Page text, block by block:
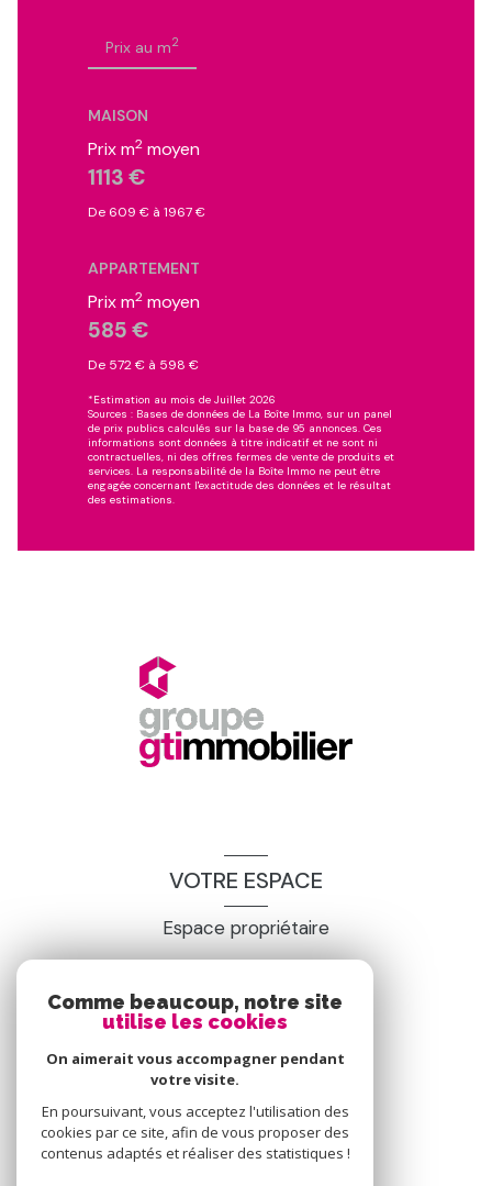
Prix au m2
MAISON
Prix m2 moyen
1113 €
De 609 € à 1967 €
APPARTEMENT
Prix m2 moyen
585 €
De 572 € à 598 €
*Estimation au mois de Juillet 2026
Sources : Bases de données de La Boîte Immo, sur un panel
de prix publics calculés sur la base de 95 annonces. Ces
informations sont données à titre indicatif et ne sont ni
contractuelles, ni des offres fermes de vente de produits et
services. La responsabilité de la Boîte Immo ne peut être
engagée concernant l'exactitude des données et le résultat
des estimations.
VOTRE ESPACE
Espace propriétaire
SE CONNECTER
Comme beaucoup, notre site
utilise les cookies
On aimerait vous accompagner pendant
votre visite.
En poursuivant, vous acceptez l'utilisation des
cookies par ce site, afin de vous proposer des
contenus adaptés et réaliser des statistiques !